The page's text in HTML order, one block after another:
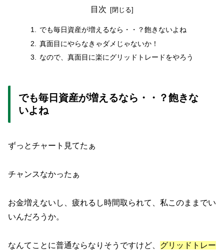
目次
でも毎日資産が増えるなら・・？飽きないよね
真面目にやらなきゃダメじゃないか！
なので、真面目に楽にグリッドトレードをやろう
でも毎日資産が増えるなら・・？飽きな
いよね
ずっとチャート見てたぁ
チャンスなかったぁ
お金増えないし、疲れるし時間取られて、私このままでい
いんだろうか。
なんてことに普通ならなりそうですけど、 グリッドトレー